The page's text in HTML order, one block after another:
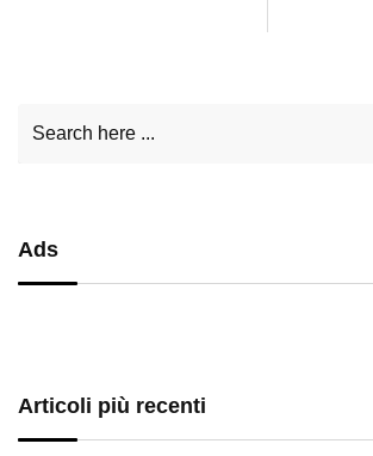
Ads
Articoli più recenti